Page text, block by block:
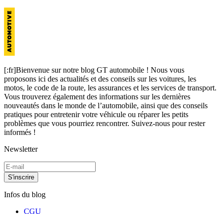
[:fr]Bienvenue sur notre blog GT automobile ! Nous vous
proposons ici des actualités et des conseils sur les voitures, les
motos, le code de la route, les assurances et les services de transport.
Vous trouverez également des informations sur les dernières
nouveautés dans le monde de l’automobile, ainsi que des conseils
pratiques pour entretenir votre véhicule ou réparer les petits
problèmes que vous pourriez rencontrer. Suivez-nous pour rester
informés !
Newsletter
S'inscrire
Infos du blog
CGU